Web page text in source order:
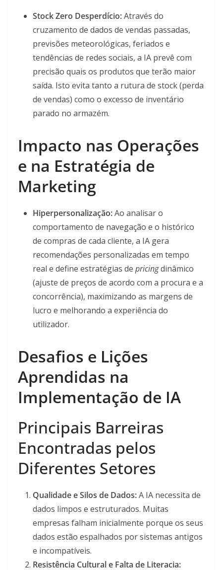
Stock Zero Desperdício:Através do
cruzamento de dados de vendas passadas,
previsões meteorológicas, feriados e
tendências de redes sociais, a IA prevê com
precisão quais os produtos que terão maior
saída. Isto evita tanto a rutura de stock (perda
de vendas) como o excesso de inventário
parado no armazém.
Impacto nas Operações
e na Estratégia de
Marketing
Hiperpersonalização:Ao analisar o
comportamento de navegação e o histórico
de compras de cada cliente, a IA gera
recomendações personalizadas em tempo
real e define estratégias de pricingdinâmico
(ajuste de preços de acordo com a procura e a
concorrência), maximizando as margens de
lucro e melhorando a experiência do
utilizador.
Desafios e Lições
Aprendidas na
Implementação de IA
Principais Barreiras
Encontradas pelos
Diferentes Setores
Qualidade e Silos de Dados:A IA necessita de
dados limpos e estruturados. Muitas
empresas falham inicialmente porque os seus
dados estão espalhados por sistemas antigos
e incompatíveis.
Resistência Cultural e Falta de Literacia: